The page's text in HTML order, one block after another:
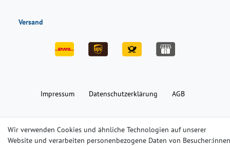
Versand
Impressum Daten­schutz­erklärung AGB
Barrierefreiheitserklärung Widerrufs­recht Kontakt
Wir verwenden Cookies und ähnliche Technologien auf unserer
Website und verarbeiten personenbezogene Daten von Besucher:innen